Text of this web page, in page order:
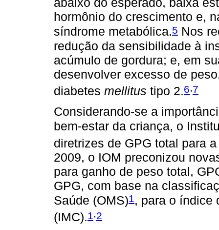
hormônio do crescimento e,
síndrome metabólica.5 Nos
redução da sensibilidade à
acúmulo de gordura; e, em
desenvolver excesso de
diabetes mellitus tipo 2.6,7
Considerando-se a
bem-estar da criança, o
diretrizes de GPG total para
2009, o IOM preconizou
para ganho de peso total,
GPG, com base na
Saúde (OMS)1, para o índice
(IMC).1 ,2